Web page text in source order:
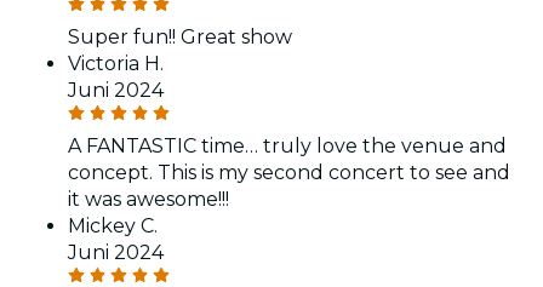
Super fun!! Great show
Victoria H.
Juni 2024
A FANTASTIC time… truly love the venue and
concept. This is my second concert to see and
it was awesome!!!
Mickey C.
Juni 2024